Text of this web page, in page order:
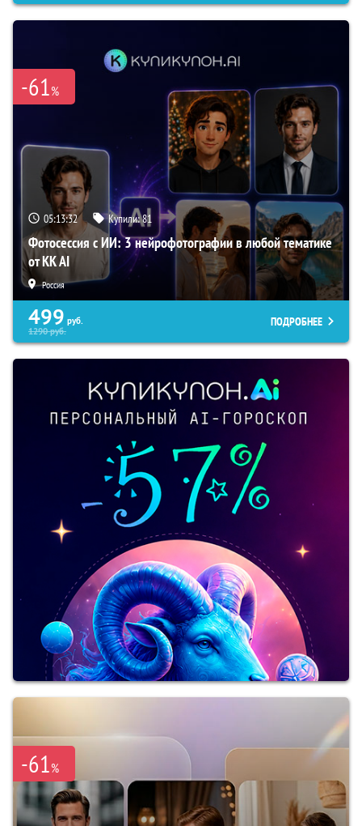
-61%
05:13:30 Купили:81
Фотосессия с ИИ: 3 нейрофотографии в любой тематике
от KK AI
Россия
499 руб.
1290руб.
ПОДРОБНЕЕ
-61%